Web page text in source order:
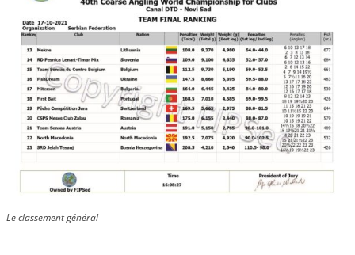
Le classement général